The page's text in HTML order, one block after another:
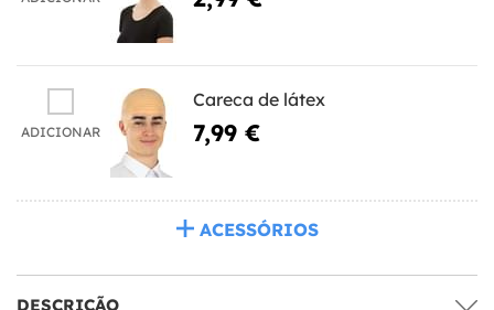
ADICIONAR
Careca de látex
7,99 €
ACESSÓRIOS
DESCRIÇÃO